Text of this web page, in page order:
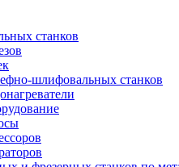
станков
шлифовальных станков